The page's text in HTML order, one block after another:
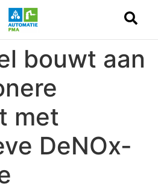
bouwt aan
met
DeNOx-